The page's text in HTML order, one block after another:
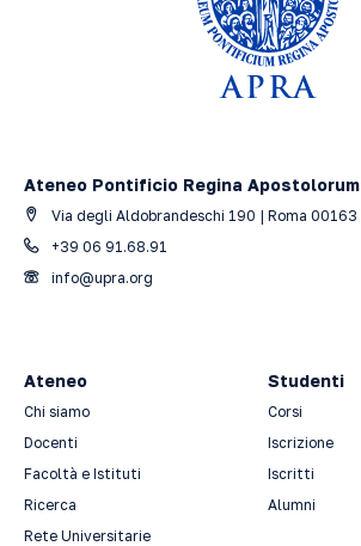
Ateneo Pontificio Regina Apostolorum
Via degli Aldobrandeschi 190 | Roma 00163
+39 06 91.68.91
info@upra.org
Ateneo
Chi siamo
Docenti
Facoltà e Istituti
Ricerca
Rete Universitarie
Studenti
Corsi
Iscrizione
Iscritti
Alumni